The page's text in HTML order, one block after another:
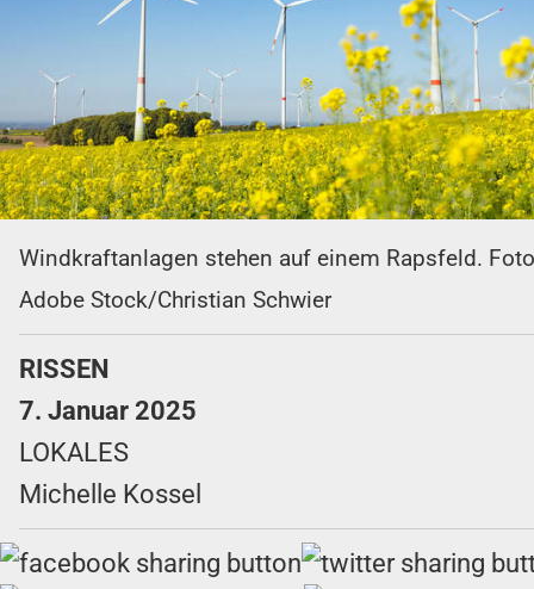
Windkraftanlagen stehen auf einem Rapsfeld.
Adobe Stock/Christian Schwier
RISSEN
7. Januar 2025
LOKALES
Michelle Kossel